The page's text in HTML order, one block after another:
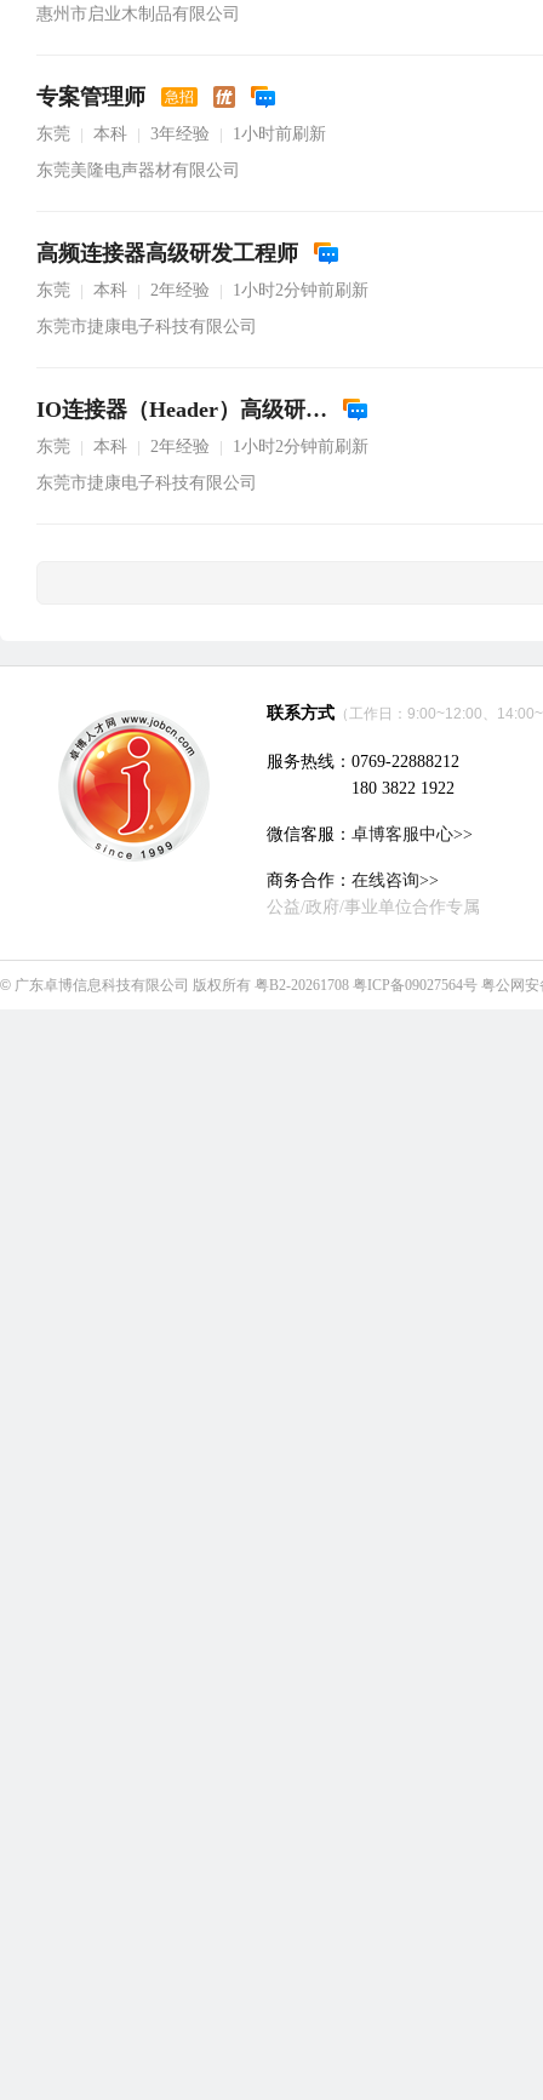
惠州市启业木制品有限公司
专案管理师 急招
东莞 本科 3年经验
1小时前刷新
东莞美隆电声器材有限公司
高频连接器高级研发工程师
东莞 本科 2年经验
1小时2分钟前刷新
东莞市捷康电子科技有限公司
IO连接器（Header）高级研发工程师
东莞 本科 2年经验
1小时2分钟前刷新
东莞市捷康电子科技有限公司
联系方式 （工作日：9:00~12:00、
服务热线：0769-22888212
180 3822 1922
微信客服： 卓博客服中心>>
商务合作： 在线咨询>>
公益/政府/事业单位合作专属
© 广东卓博信息科技有限公司 版权所有 粤B2-20261708 粤ICP备09027564号 粤公网安